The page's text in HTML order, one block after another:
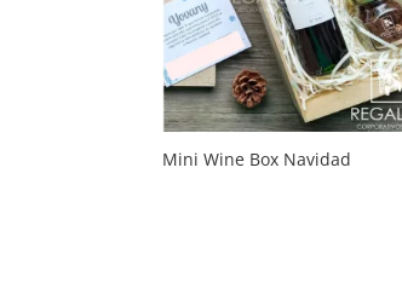
Mini Wine Box Navidad